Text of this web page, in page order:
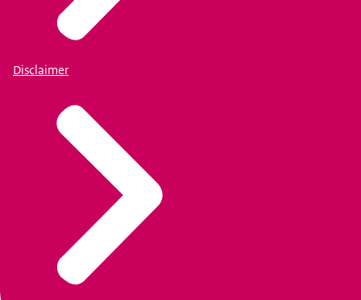
Disclaimer